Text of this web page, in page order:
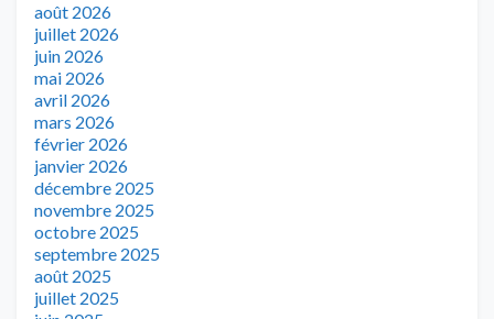
août 2026
juillet 2026
juin 2026
mai 2026
avril 2026
mars 2026
février 2026
janvier 2026
décembre 2025
novembre 2025
octobre 2025
septembre 2025
août 2025
juillet 2025